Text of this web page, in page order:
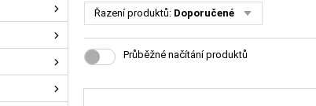
Řazení produktů: Doporučené
Průběžné načítání produktů